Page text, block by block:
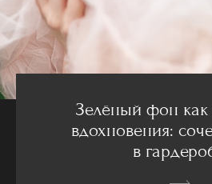
Зелёный фон как
вдохновения:
в